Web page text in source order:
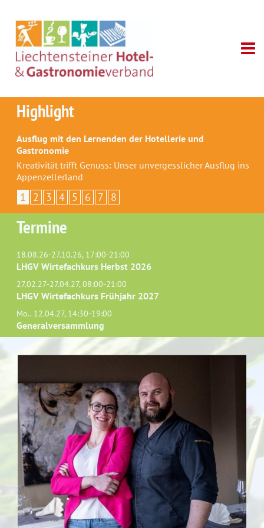
Highlight
Ausflug mit den Lernenden der Hotellerie und
Gastronomie
Kreativität trifft Genuss: Unser unvergesslicher Ausflug ins
Appenzellerland
1 2 3 4 5 6 7 8
Termine
18.08.26-27.10.26, 17:00-21:00
LHGV Wirtefachkurs Herbst 2026
27.02.27-27.04.27, 08:00-21:00
LHGV Wirtefachkurs Frühjahr 2027
Mo.. 12.04.27, 14:30-19:00
Generalversammlung